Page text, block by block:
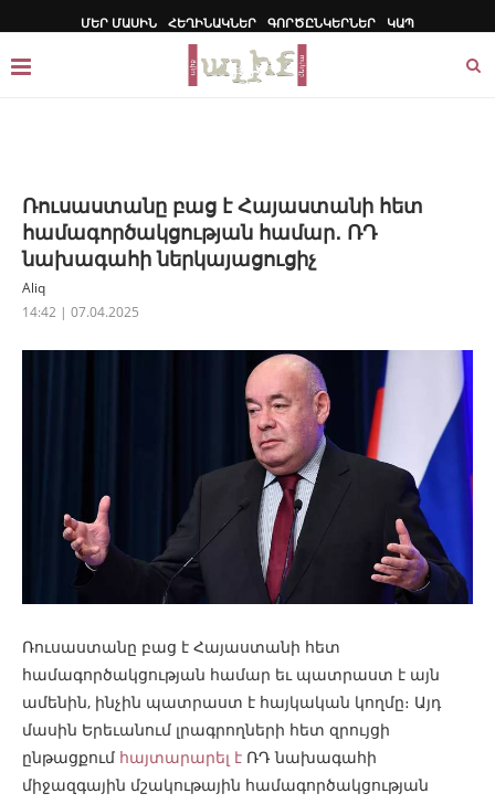
ՄԵՐ ՄԱՍԻՆ ՀԵՂԻՆԱԿՆԵՐ ԳՈՐԾԸՆԿԵՐՆԵՐ ԿԱՊ
Ռուսաստանը բաց է Հայաստանի հետ
համագործակցության համար․ ՌԴ
նախագահի ներկայացուցիչ
Aliq
14:42 | 07.04.2025
Ռուսաստանը բաց է Հայաստանի հետ
համագործակցության համար եւ պատրաստ է այն
ամենին, ինչին պատրաստ է հայկական կողմը։ Այդ
մասին Երեւանում լրագրողների հետ զրույցի
ընթացքում հայտարարել է ՌԴ նախագահի
միջազգային մշակութային համագործակցության